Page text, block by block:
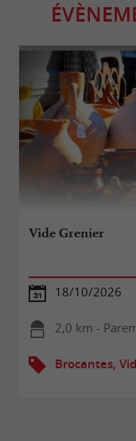
Vide Grenier
18/10/2026
2,0 km -
Brocantes,